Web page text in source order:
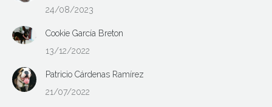
24/08/2023
Cookie García Breton
13/12/2022
Patricio Cárdenas Ramírez
21/07/2022